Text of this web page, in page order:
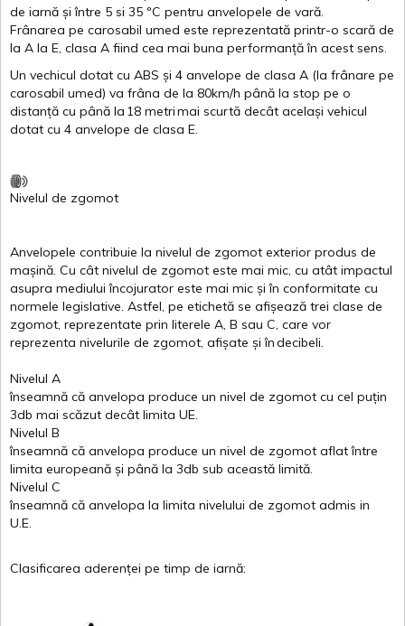
de iarnă și între 5 si 35 ºC pentru anvelopele de vară.
Frânarea pe carosabil umed este reprezentată printr-o scară de
la A la E, clasa A fiind cea mai buna performanță în acest sens.
Un vechicul dotat cu ABS și 4 anvelope de clasa A (la frânare pe
carosabil umed) va frâna de la 80km/h până la stop pe o
distanță cu până la 18 metrimai scurtă decât același vehicul
dotat cu 4 anvelope de clasa E.
Nivelul de zgomot
Anvelopele contribuie la nivelul de zgomot exterior produs de
mașină. Cu cât nivelul de zgomot este mai mic, cu atât impactul
asupra mediului încojurator este mai mic și în conformitate cu
normele legislative. Astfel, pe etichetă se afișează trei clase de
zgomot, reprezentate prin literele A, B sau C, care vor
reprezenta nivelurile de zgomot, afișate și îndecibeli.
Nivelul A
înseamnă că anvelopa produce un nivel de zgomot cu cel puțin
3db mai scăzut decât limita UE.
Nivelul B
înseamnă că anvelopa produce un nivel de zgomot aflat între
limita europeană și până la 3db sub această limită.
Nivelul C
înseamnă că anvelopa la limita nivelului de zgomot admis in
U.E.
Clasificarea aderenței pe timp de iarnă: